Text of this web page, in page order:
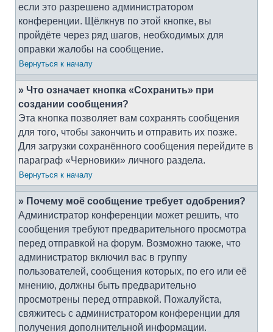
если это разрешено администратором
конференции. Щёлкнув по этой кнопке, вы
пройдёте через ряд шагов, необходимых для
оправки жалобы на сообщение.
Вернуться к началу
» Что означает кнопка «Сохранить» при
создании сообщения?
Эта кнопка позволяет вам сохранять сообщения
для того, чтобы закончить и отправить их позже.
Для загрузки сохранённого сообщения перейдите в
параграф «Черновики» личного раздела.
Вернуться к началу
» Почему моё сообщение требует одобрения?
Администратор конференции может решить, что
сообщения требуют предварительного просмотра
перед отправкой на форум. Возможно также, что
администратор включил вас в группу
пользователей, сообщения которых, по его или её
мнению, должны быть предварительно
просмотрены перед отправкой. Пожалуйста,
свяжитесь с администратором конференции для
получения дополнительной информации.